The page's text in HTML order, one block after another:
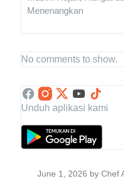
Menenangkan
No comments to show.
Unduh aplikasi kami
June 1, 2026 by Chef